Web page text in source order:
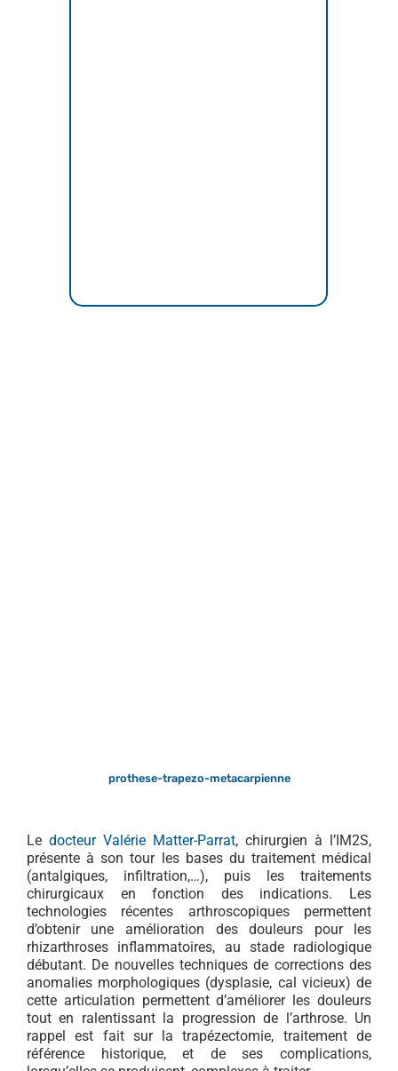
prothese-trapezo-metacarpienne
Le docteur Valérie Matter-Parrat, chirurgien à l’IM2S,
présente à son tour les bases du traitement médical
(antalgiques, infiltration,…), puis les traitements
chirurgicaux en fonction des indications. Les
technologies récentes arthroscopiques permettent
d’obtenir une amélioration des douleurs pour les
rhizarthroses inflammatoires, au stade radiologique
débutant. De nouvelles techniques de corrections des
anomalies morphologiques (dysplasie, cal vicieux) de
cette articulation permettent d’améliorer les douleurs
tout en ralentissant la progression de l’arthrose. Un
rappel est fait sur la trapézectomie, traitement de
référence historique, et de ses complications,